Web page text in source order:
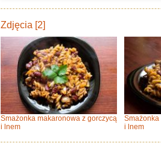
Zdjęcia [2]
Smażonka makaronowa z gorczycą
i lnem
Smażonka
i lnem